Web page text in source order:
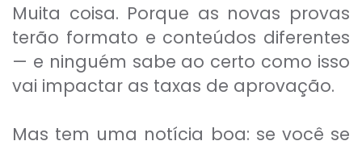
Muita coisa. Porque as novas provas
terão formato e conteúdos diferentes
— e ninguém sabe ao certo como isso
vai impactar as taxas de aprovação.
Mas tem uma notícia boa: se você se